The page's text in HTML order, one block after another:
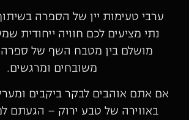
ערבי טעימות יין של הספרה
נתי מציעים לכם חוויה ייחודית
מושלם בין מטבח השף של ספרה,
משובחים ומרגשים.
אם אתם אוהבים לבקר ביקבים
באווירה של טבע ירוק – הגעתם